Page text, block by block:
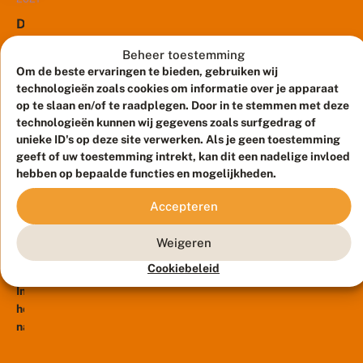
Beheer toestemming
Om de beste ervaringen te bieden, gebruiken wij
technologieën zoals cookies om informatie over je apparaat
op te slaan en/of te raadplegen. Door in te stemmen met deze
technologieën kunnen wij gegevens zoals surfgedrag of
unieke ID's op deze site verwerken. Als je geen toestemming
geeft of uw toestemming intrekt, kan dit een nadelige invloed
hebben op bepaalde functies en mogelijkheden.
Accepteren
Weigeren
Cookiebeleid
hoge
maar
vooral...
e
r
v
e
r
l
r
e
n
g
e
n
e
r
i
e
s
oktober
het
van
de
vlinders.
Er
waren
vooral
veel
atalanta’s,
maar
veel
aanwezig....
D
u
z
e
n
d
e
n
a
t
l
a
n
t
a
s
v
e
r
Half
september
is
de
atalanta
in
grote
aantallen
gemeld
bij
De
Er
werden
er
oktober
2019
V
e
v
li
n
In
het
najaar